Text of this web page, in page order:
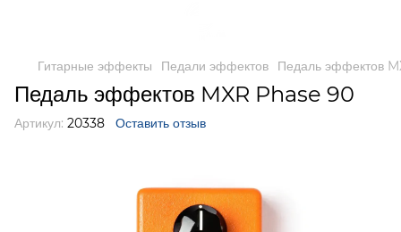
Гитарные эффекты Педали эффектов Педаль эффектов
Педаль эффектов MXR Phase 90
Артикул: 20338 Оставить отзыв